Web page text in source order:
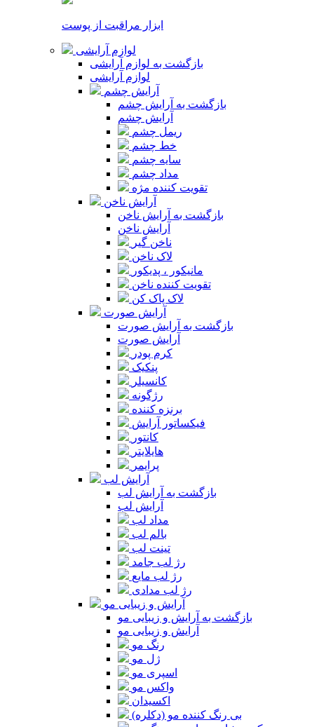
ابزار مراقبت از پوست
لوازم آرایشی
بازگشت به لوازم آرایشی
لوازم آرایشی
آرایش چشم
بازگشت به آرایش چشم
آرایش چشم
ریمل چشم
خط چشم
سایه چشم
مداد چشم
تقویت کننده مژه
آرایش ناخن
بازگشت به آرایش ناخن
آرایش ناخن
ناخن گیر
لاک ناخن
مانیکور ، پدیکور
تقویت کننده ناخن
لاک پاک کن
آرایش صورت
بازگشت به آرایش صورت
آرایش صورت
کرم پودر
پنکیک
کانسیلر
رژگونه
برنزه کننده
فیکساتور آرایش
کانتور
هایلایتر
پرایمر
آرایش لب
بازگشت به آرایش لب
آرایش لب
مداد لب
بالم لب
تینت لب
رژ لب جامد
رژ لب مایع
رژ لب مدادی
آرایش و زیبایی مو
بازگشت به آرایش و زیبایی مو
آرایش و زیبایی مو
رنگ مو
ژل مو
اسپری مو
واکس مو
اکسیدان
بی رنگ کننده مو (دکلره)